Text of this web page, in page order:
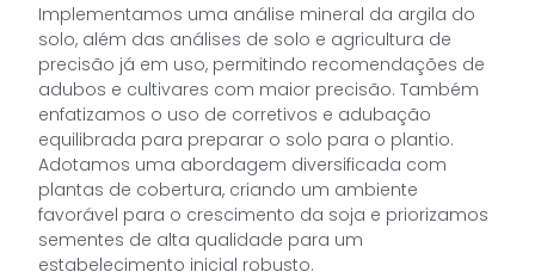
Implementamos uma análise mineral da argila do
solo, além das análises de solo e agricultura de
precisão já em uso, permitindo recomendações de
adubos e cultivares com maior precisão. Também
enfatizamos o uso de corretivos e adubação
equilibrada para preparar o solo para o plantio.
Adotamos uma abordagem diversificada com
plantas de cobertura, criando um ambiente
favorável para o crescimento da soja e priorizamos
sementes de alta qualidade para um
estabelecimento inicial robusto.